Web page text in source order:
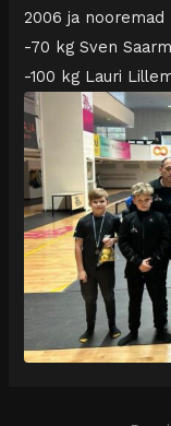
2006 ja nooremad
-70 kg Sven
-100 kg Lauri